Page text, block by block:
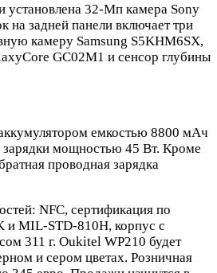
установлена 32-Мп камера Sony
на задней панели включает три
камеру Samsung S5KHM6SX,
GC02M1 и сенсор глубины
емкостью 8800 мАч
мощностью 45 Вт. Кроме
проводная зарядка
NFC, сертификация по
и MIL-STD-810H, корпус с
311 г. Oukitel WP210 будет
и сером цветах. Розничная